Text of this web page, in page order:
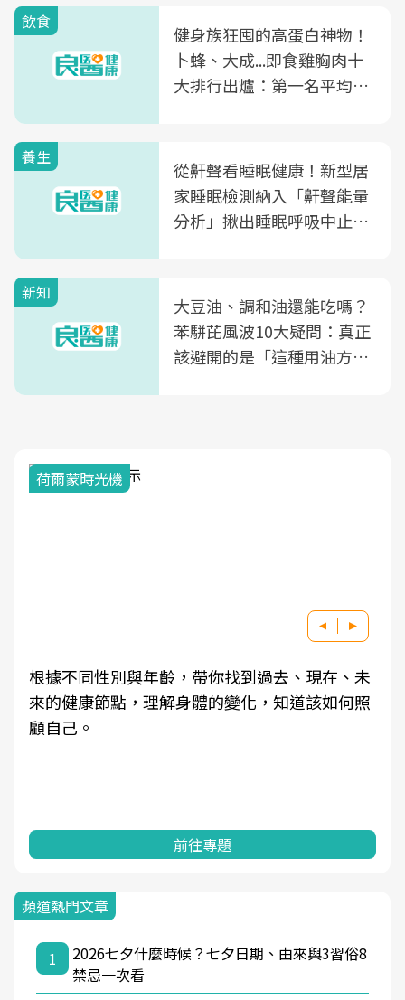
飲食
健身族狂囤的高蛋白神物！
卜蜂、大成...即食雞胸肉十
大排行出爐：第一名平均一
養生
從鼾聲看睡眠健康！新型居
家睡眠檢測納入「鼾聲能量
分析」揪出睡眠呼吸中止症
新知
大豆油、調和油還能吃嗎？
苯駢芘風波10大疑問：真正
該避開的是「這種用油方
荷爾蒙時光機
根據不同性別與年齡，帶你找到過去、現在、未
來的健康節點，理解身體的變化，知道該如何照
顧自己。
前往專題
頻道熱門文章
1
2026七夕什麼時候？七夕日期、由來與3習俗8
禁忌一次看